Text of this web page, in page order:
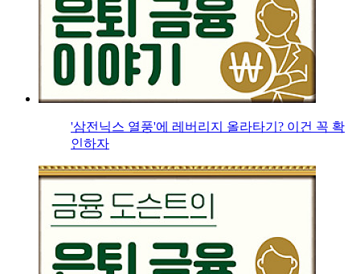
'삼전닉스 열풍'에 레버리지 올라타기? 이건 꼭 확
인하자